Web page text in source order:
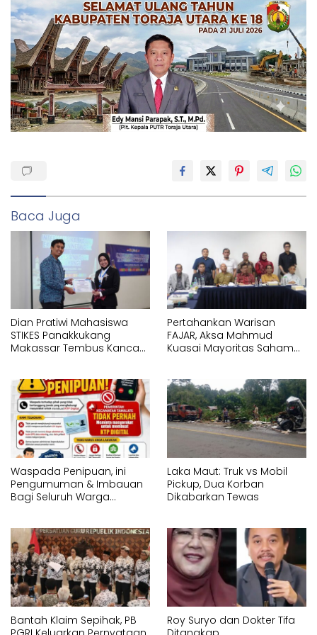
Baca Juga
Dian Pratiwi Mahasiswa
STIKES Panakkukang
Makassar Tembus Kancah
Pertahankan Warisan
FAJAR, Aksa Mahmud
Kuasai Mayoritas Saham
Waspada Penipuan, ini
Pengumuman & Imbauan
Bagi Seluruh Warga
Laka Maut: Truk vs Mobil
Pickup, Dua Korban
Dikabarkan Tewas
Bantah Klaim Sepihak, PB
Roy Suryo dan Dokter Tifa